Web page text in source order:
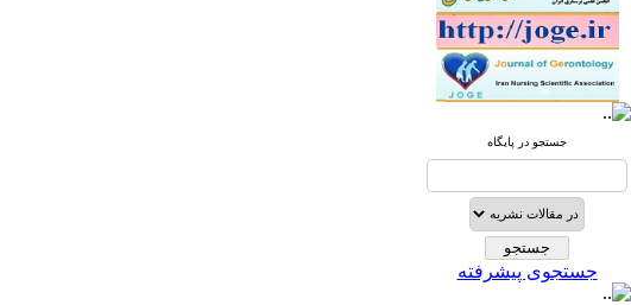
جستجو در پایگاه
جستجوی پیشرفته